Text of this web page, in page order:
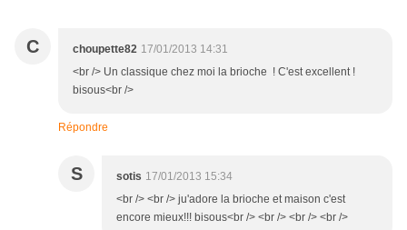
C choupette82 17/01/2013 14:31
<br /> Un classique chez moi la brioche ! C'est excellent !
bisous<br />
Répondre
S sotis 17/01/2013 15:34
<br /> <br /> ju'adore la brioche et maison c'est
encore mieux!!! bisous<br /> <br /> <br /> <br />